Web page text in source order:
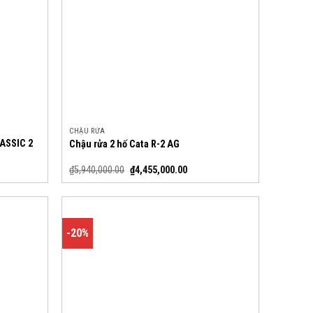
2
CHẬU RỬA
Chậu rửa 2 hố Cata R-2 AG
₫5,940,000.00 ₫4,455,000.00
-20%